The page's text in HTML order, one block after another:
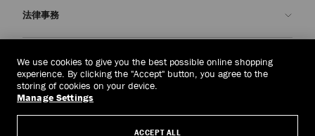
送貨
保修服務
我們的歷史
我們的影響與責任
我們的影響
匠心工藝
法律事務
條款與條件
被遺忘權
主體存取請求表
緬甸(HK$)
We use cookies to give you the best possible online shopping
experience. By clicking the "Accept" button, you agree to the
storing of cookies on your device.
Manage Settings
ACCEPT ALL